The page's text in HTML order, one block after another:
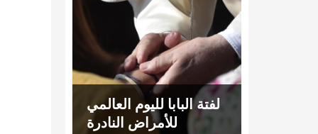
لفتة البابا لليوم العالمي
للأمراض النادرة